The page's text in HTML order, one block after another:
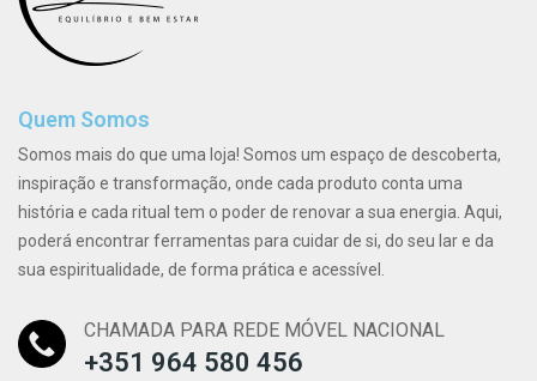
Quem Somos
Somos mais do que uma loja! Somos um espaço de descoberta,
inspiração e transformação, onde cada produto conta uma
história e cada ritual tem o poder de renovar a sua energia. Aqui,
poderá encontrar ferramentas para cuidar de si, do seu lar e da
sua espiritualidade, de forma prática e acessível.
CHAMADA PARA REDE MÓVEL NACIONAL
+351 964 580 456